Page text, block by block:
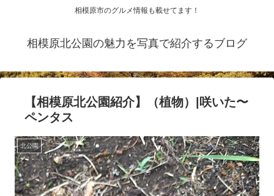
相模原市のグルメ情報も載せてます！
相模原北公園の魅力を写真で紹介するブログ
【相模原北公園紹介】（植物）|咲いた〜
ペンタス
北公園